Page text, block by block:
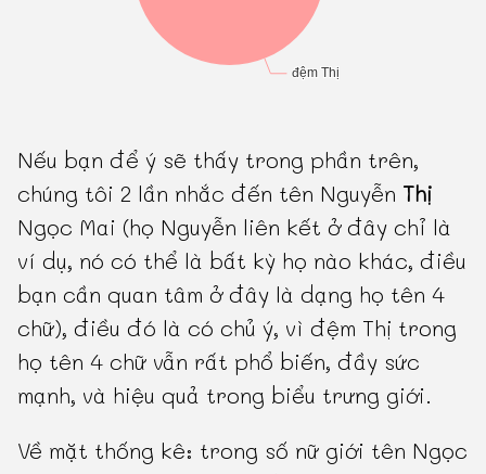
Nếu bạn để ý sẽ thấy trong phần trên,
chúng tôi 2 lần nhắc đến tên Nguyễn Thị
Ngọc Mai (họ Nguyễn liên kết ở đây chỉ là
ví dụ, nó có thể là bất kỳ họ nào khác, điều
bạn cần quan tâm ở đây là dạng họ tên 4
chữ), điều đó là có chủ ý, vì đệm Thị trong
họ tên 4 chữ vẫn rất phổ biến, đầy sức
mạnh, và hiệu quả trong biểu trưng giới.
Về mặt thống kê: trong số nữ giới tên Ngọc